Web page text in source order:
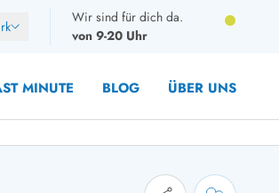
Wir sind für dich da.
von 9-20 Uhr
MINUTE BLOG ÜBER UNS